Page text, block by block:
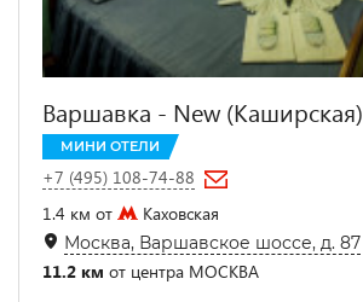
Варшавка - New (Каширская)
МИНИ ОТЕЛИ
+7 (495) 108-74-88
1.4 км от
Каховская
Москва, Варшавское шоссе, д. 87
11.2 км от центра МОСКВА